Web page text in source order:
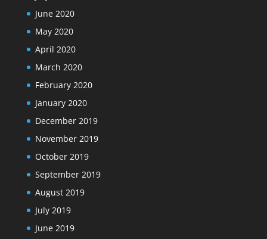
June 2020
May 2020
April 2020
March 2020
February 2020
January 2020
December 2019
November 2019
October 2019
September 2019
August 2019
July 2019
June 2019